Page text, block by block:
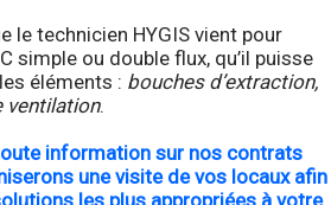
le technicien HYGIS vient pour
simple ou double flux, qu’il puisse
éléments : bouches d’extraction,
ventilation.
information sur nos contrats
une visite de vos locaux afin
les plus appropriées à votre